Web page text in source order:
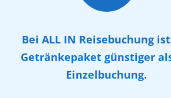
Bei ALL IN Reisebuchung
Getränkepaket günstiger
Einzelbuchung.